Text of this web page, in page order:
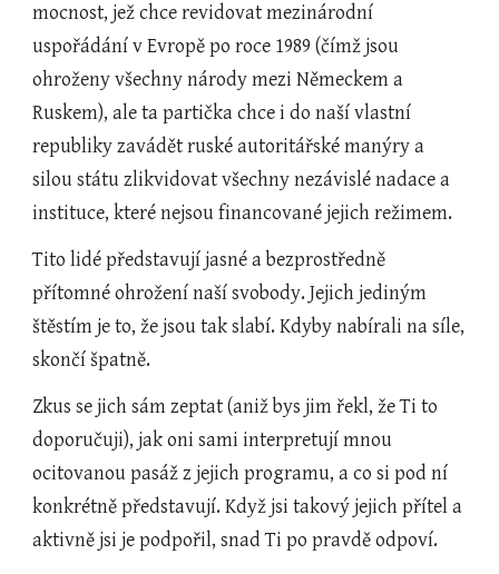
mocnost, jež chce revidovat mezinárodní
uspořádání v Evropě po roce 1989 (čímž jsou
ohroženy všechny národy mezi Německem a
Ruskem), ale ta partička chce i do naší vlastní
republiky zavádět ruské autoritářské manýry a
silou státu zlikvidovat všechny nezávislé nadace a
instituce, které nejsou financované jejich režimem.
Tito lidé představují jasné a bezprostředně
přítomné ohrožení naší svobody. Jejich jediným
štěstím je to, že jsou tak slabí. Kdyby nabírali na síle,
skončí špatně.
Zkus se jich sám zeptat (aniž bys jim řekl, že Ti to
doporučuji), jak oni sami interpretují mnou
ocitovanou pasáž z jejich programu, a co si pod ní
konkrétně představují. Když jsi takový jejich přítel a
aktivně jsi je podpořil, snad Ti po pravdě odpoví.